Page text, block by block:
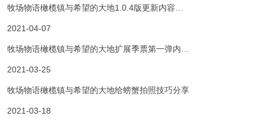
牧场物语橄榄镇与希望的大地1.0.4版更新内容…
2021-04-07
牧场物语橄榄镇与希望的大地扩展季票第一弹内…
2021-03-25
牧场物语橄榄镇与希望的大地给螃蟹拍照技巧分享
2021-03-18